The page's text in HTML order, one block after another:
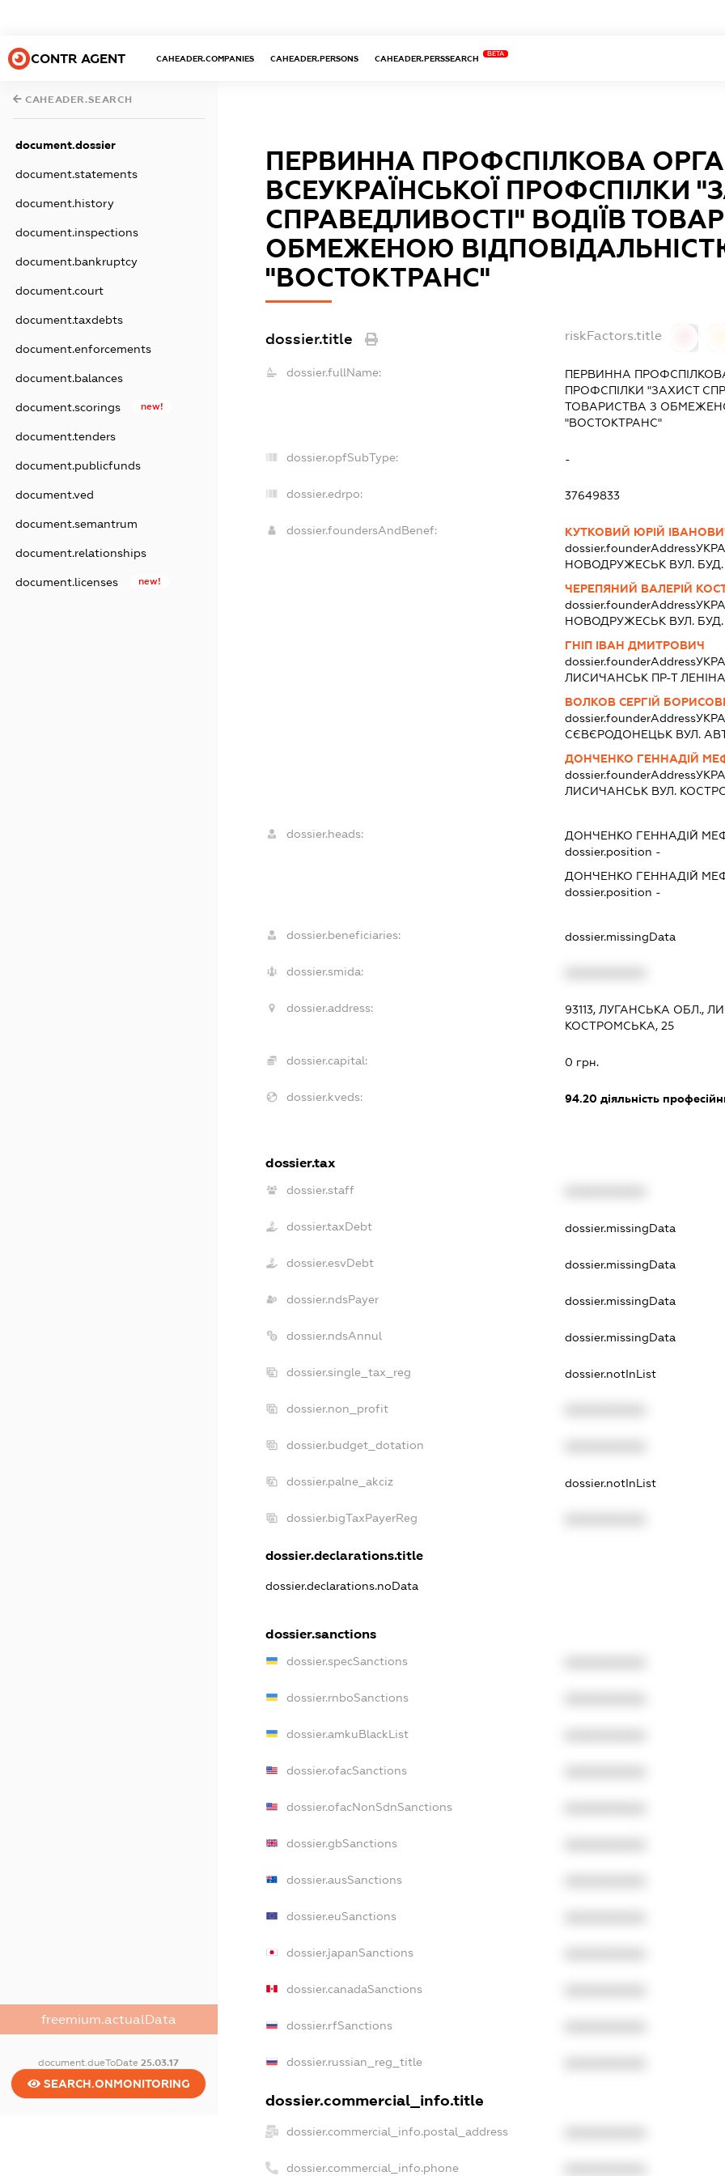
CONTR AGENT CAHEADER.COMPANIES CAHEADER.PERSONS CAHEADER.PERSSEARCH
BETA
CAHEADER.SEARCH
document.dossier
document.statements
document.history
document.inspections
document.bankruptcy
document.court
document.taxdebts
document.enforcements
document.balances
document.scorings new!
document.tenders
document.publicfunds
document.ved
document.semantrum
document.relationships
document.licenses new!
freemium.actualData
document.dueToDate25.03.17
SEARCH.ONMONITORING
ПЕРВИННА ПРОФСПІЛКОВА
ВСЕУКРАЇНСЬКОЇ ПРОФСПІЛКИ
СПРАВЕДЛИВОСТІ" ВОДІЇВ
ОБМЕЖЕНОЮ
"ВОСТОКТРАНС"
dossier.title riskFactors.title
dossier.fullName:
ПЕРВИННА
ПРОФСПІЛКИ "ЗАХИСТ
ТОВАРИСТВА З
"ВОСТОКТРАНС"
dossier.opfSubType: -
dossier.edrpo: 37649833
dossier.foundersAndBenef:
КУТКОВИЙ ЮРІЙ
dossier.founderAddress
НОВОДРУЖЕСЬК ВУЛ. БУД.
ЧЕРЕПЯНИЙ ВАЛЕРІЙ
dossier.founderAddress
НОВОДРУЖЕСЬК ВУЛ. БУД.
ГНІП ІВАН ДМИТРОВИЧ
dossier.founderAddress
ЛИСИЧАНСЬК ПР-Т ЛЕНІНА
ВОЛКОВ СЕРГІЙ
dossier.founderAddress
СЄВЄРОДОНЕЦЬК ВУЛ.
ДОНЧЕНКО ГЕННАДІЙ
dossier.founderAddress
ЛИСИЧАНСЬК ВУЛ.
dossier.heads: ДОНЧЕНКО ГЕННАДІЙ
dossier.position -
ДОНЧЕНКО ГЕННАДІЙ
dossier.position -
dossier.beneficiaries: dossier.missingData
dossier.smida:
dossier.address:
93113, ЛУГАНСЬКА ОБЛ.,
КОСТРОМСЬКА, 25
dossier.capital: 0 грн.
dossier.kveds: 94.20 діяльність
dossier.tax
dossier.staff
dossier.taxDebt dossier.missingData
dossier.esvDebt dossier.missingData
dossier.ndsPayer dossier.missingData
dossier.ndsAnnul dossier.missingData
dossier.single_tax_reg dossier.notInList
dossier.non_profit
dossier.budget_dotation
dossier.palne_akciz dossier.notInList
dossier.bigTaxPayerReg
dossier.declarations.title
dossier.declarations.noData
dossier.sanctions
dossier.specSanctions
dossier.rnboSanctions
dossier.amkuBlackList
dossier.ofacSanctions
dossier.ofacNonSdnSanctions
dossier.gbSanctions
dossier.ausSanctions
dossier.euSanctions
dossier.japanSanctions
dossier.canadaSanctions
dossier.rfSanctions
dossier.russian_reg_title
dossier.commercial_info.title
dossier.commercial_info.postal_address
dossier.commercial_info.phone